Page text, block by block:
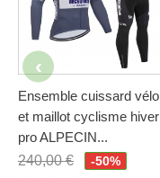
Ensemble cuissard vélo
et maillot cyclisme hiver
pro ALPECIN...
240,00 €
-50%